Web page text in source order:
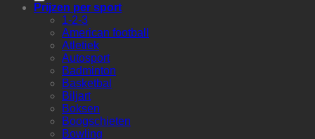
Prijzen per sport
1-2-3
American football
Atletiek
Autosport
Badminton
Basketbal
Biljart
Boksen
Boogschieten
Bowling